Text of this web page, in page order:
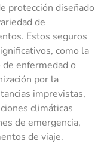
protección diseñado
de
Estos seguros
como la
enfermedad o
por la
imprevistas,
climáticas
de emergencia,
de viaje.